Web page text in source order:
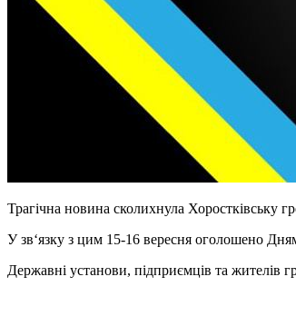
Трагічна новина сколихнула Хоростківську
У зв‘язку з цим 15-16 вересня оголошено
Державні установи, підприємців та жителів